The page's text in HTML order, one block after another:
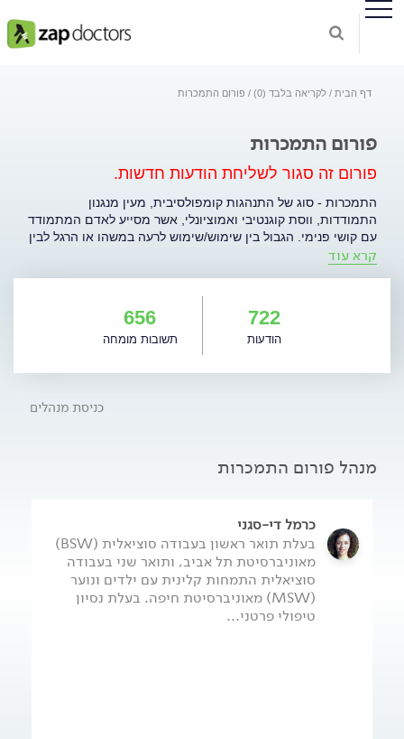
דף הבית לקריאה בלבד (0) פורום התמכרות
פורום התמכרות
פורום זה סגור לשליחת הודעות חדשות.
התמכרות - סוג של התנהגות קומפולסיבית, מעין מנגנון
התמודדות, ווסת קוגנטיבי ואמוציונלי, אשר מסייע לאדם המתמודד
עם קושי פנימי. הגבול בין שימוש/שימוש לרעה במשהו או הרגל לבין
ההתמכרות נקבע על פי תיפקודו של אותו אדם. נהוג להגדיר אדם
ההתמודדות עם ההתמכרות הוא ממושך ולא פשוט: זהו סוג של
מסע לגילוי האני שלי, הכוחות שלי ובניית מציאות חיים חדשה.
בפורום הנוכחי ניתן יהיה להתייעץ, לדבר, לקבל עזרה והכוונה.
למעבר לפורום לחצו כאן.
קרא עוד
722
הודעות
656
תשובות מומחה
כניסת מנהלים
מנהל פורום התמכרות
כרמל די-סגני
בעלת תואר ראשון בעבודה סוציאלית (BSW)
מאוניברסיטת תל אביב, ותואר שני בעבודה
סוציאלית התמחות קלינית עם ילדים ונוער
(MSW) מאוניברסיטת חיפה. בעלת נסיון
טיפולי פרטני...